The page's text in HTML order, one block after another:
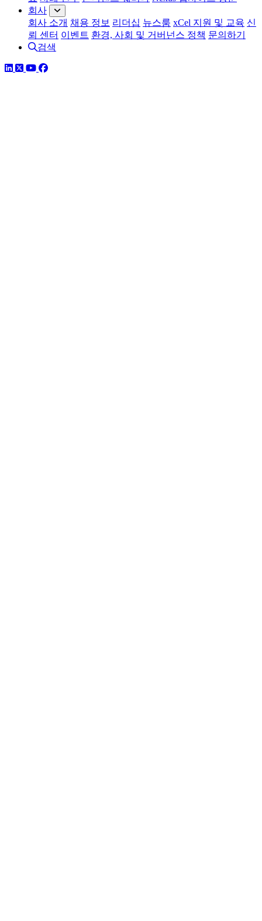
회사
회사 소개 채용 정보 리더십 뉴스룸 xCel 지원 및 교육 신
뢰 센터 이벤트 환경, 사회 및 거버넌스 정책 문의하기
검색
링크드인
트위터유튜브
페이스북